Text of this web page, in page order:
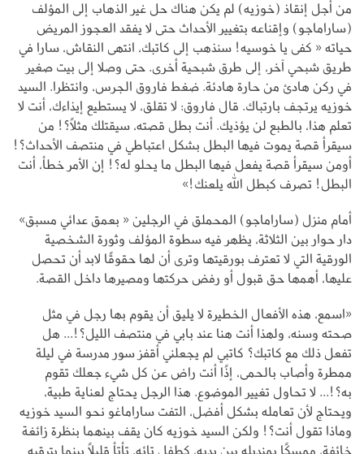
من أجل إنقاذ (خوزيه) لم يكن هناك حل غير الذهاب إلى المؤلف
(ساراماجو) وإقناعه بتغيير الأحداث حتى لا يفقد العجوز المريض
حياته « كفى يا خوسيه! سنذهب إلى كاتبك، انتهى النقاش، سارا في
طريق شبحي آخر، إلى طرق شبحية أخرى. حتى وصلا إلى بيت صغير
في ركن هادئ من حارة هادئة. ضغط فاروق الجرس، وانتظرا. السيد
خوزيه يرتجف بارتباك. قال فاروق: لا تقلق، لا يستطيع إيذاءك، أنت لا
تعلم هذا، بالطبع لن يؤذيك. أنت بطل قصته، سيقتلك مثلًا؟! من
سيقرأ قصة يموت فيها البطل بشكل اعتباطي في منتصف الأحداث؟!
أومن سيقرأ قصة يفعل فيها البطل ما يحلو له؟! إن الأمر خطأ، أنت
البطل! تصرف كبطل الله يلعنك!»
أمام منزل (ساراماجو) المحملق في الرجلين « بعمق عدائي مسبق»
دار حوار بين الثلاثة، يظهر فيه سطوة المؤلف وثورة الشخصية
الورقية التي لا تعترف بورقيتها وترى أن لها حقوقًا لابد أن تحصل
عليها، أهمها حق قبول أو رفض حركتها ومصيرها داخل القصة.
«اسمع، هذه الأفعال الخطيرة لا يليق أن يقوم بها رجل في مثل
صحته وسنه، ولهذا أنت هنا عند بابي في منتصف الليل؟!... هل
تفعل ذلك مع كاتبك؟ كاتبي لم يجعلني أقفز سور مدرسة في ليلة
ممطرة وأصاب بالحمى، إذًا أنت راض عن كل شيء جعلك تقوم
به؟!... لا تحاول تغيير الموضوع. هذا الرجل يحتاج لعناية طبية،
ويحتاج لأن تعامله بشكل أفضل، التفت ساراماغو نحو السيد خوزيه
وماذا تقول أنت؟! ولكن السيد خوزيه كان يقف بينهما بنظرة زائغة
خائفة، ممسكًا بمنديله بين يديه، كطفل تائه. تأتأ قليلًا بينما يترقبه